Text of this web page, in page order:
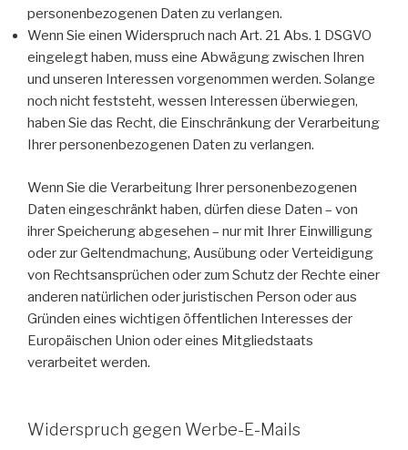
personenbezogenen Daten zu verlangen.
Wenn Sie einen Widerspruch nach Art. 21 Abs. 1 DSGVO
eingelegt haben, muss eine Abwägung zwischen Ihren
und unseren Interessen vorgenommen werden. Solange
noch nicht feststeht, wessen Interessen überwiegen,
haben Sie das Recht, die Einschränkung der Verarbeitung
Ihrer personenbezogenen Daten zu verlangen.
Wenn Sie die Verarbeitung Ihrer personenbezogenen
Daten eingeschränkt haben, dürfen diese Daten – von
ihrer Speicherung abgesehen – nur mit Ihrer Einwilligung
oder zur Geltendmachung, Ausübung oder Verteidigung
von Rechtsansprüchen oder zum Schutz der Rechte einer
anderen natürlichen oder juristischen Person oder aus
Gründen eines wichtigen öffentlichen Interesses der
Europäischen Union oder eines Mitgliedstaats
verarbeitet werden.
Widerspruch gegen Werbe-E-Mails